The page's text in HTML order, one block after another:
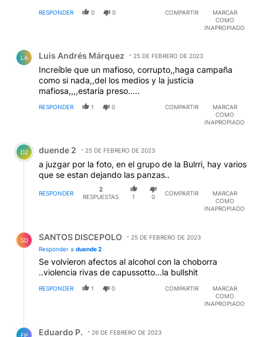
pauta publicitaria de Latam para que no hablen de
sus escandalosos negocios, del gato que tiene, de sus
RESPONDER 0 0 COMPARTIR
MARCAR
COMO
INAPROPIADO
LA Luis Andrés Márquez 25 DE FEBRERO DE 2023
Increíble que un mafioso, corrupto,,haga campaña
como si nada,,del los medios y la justicia
mafiosa,,,,estaría preso.....
RESPONDER 1 0 COMPARTIR
MARCAR
COMO
INAPROPIADO
Comentario de duende 2.
D2 duende 2 25 DE FEBRERO DE 2023
a juzgar por la foto, en el grupo de la Bulrri, hay varios
que se estan dejando las panzas..
RESPONDER
2
RESPUESTAS
1 0
COMPARTIR
MARCAR
COMO
INAPROPIADO
SD SANTOS DISCEPOLO
25 DE FEBRERO DE 2023
Responder a duende 2
Se volvieron afectos al alcohol con la choborra
..violencia rivas de capussotto...la bullshit
RESPONDER 1 0 COMPARTIR
MARCAR
COMO
INAPROPIADO
EP Eduardo P.
26 DE FEBRERO DE 2023